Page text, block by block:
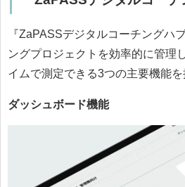
『ZaPASSデジタルコーチングハ
ングプロジェクトを効率的に管理
イムで測定できる3つの主要機能を
ダッシュボード機能